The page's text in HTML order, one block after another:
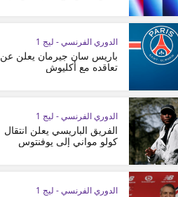
الدوري الفرنسي - ليج 1
باريس سان جيرمان يعلن عن
تعاقده مع أكليوش
الدوري الفرنسي - ليج 1
الفريق الباريسي يعلن انتقال
كولو مواني إلى يوفنتوس
الدوري الفرنسي - ليج 1